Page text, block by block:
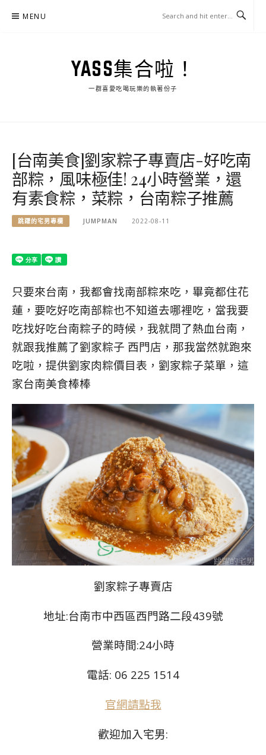
MENU
YASS集合啦！
一群喜愛吃喝玩樂的執著份子
[台南美食]劉家粽子專賣店-好吃南
部粽，風味極佳! 24小時營業，還
有素食粽，菜粽，台南粽子推薦
跳躍的宅男專欄 JUMPMAN 2022-08-11
只要來台南，我都會找南部粽來吃，畢竟都住花
蓮，要吃好吃南部粽也不知道去哪裡吃，當我要
吃找好吃台南粽子的時候，我就問了熱血台南，
就跟我推薦了劉家粽子 西門店，那我當然就跑來
吃啦，提供劉家肉粽價目表，劉家粽子菜單，這
家台南美食棒棒
劉家粽子專賣店
地址:台南市中西區西門路二段439號
營業時間:24小時
電話: 06 225 1514
官網請點我
歡迎加入宅男: